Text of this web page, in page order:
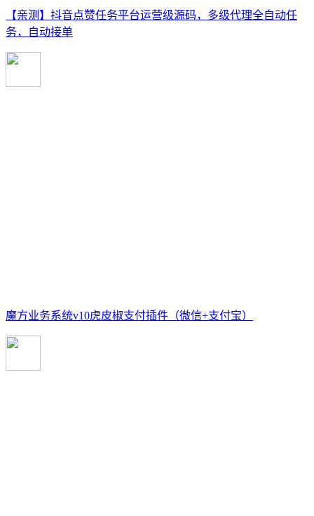
【亲测】抖音点赞任务平台运营级源码，多级代理全自动任
务，自动接单
魔方业务系统v10虎皮椒支付插件（微信+支付宝）